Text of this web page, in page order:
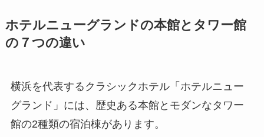
ホテルニューグランドの本館とタワー館
の７つの違い
横浜を代表するクラシックホテル「ホテルニュー
グランド」には、歴史ある本館とモダンなタワー
館の2種類の宿泊棟があります。